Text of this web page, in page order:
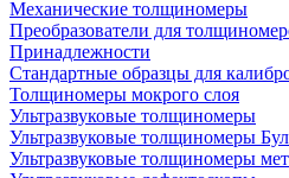
Механические толщиномеры
Преобразователи для
Принадлежности
Стандартные образцы для
Толщиномеры мокрого слоя
Ультразвуковые толщиномеры
Ультразвуковые толщиномеры
Ультразвуковые толщиномеры